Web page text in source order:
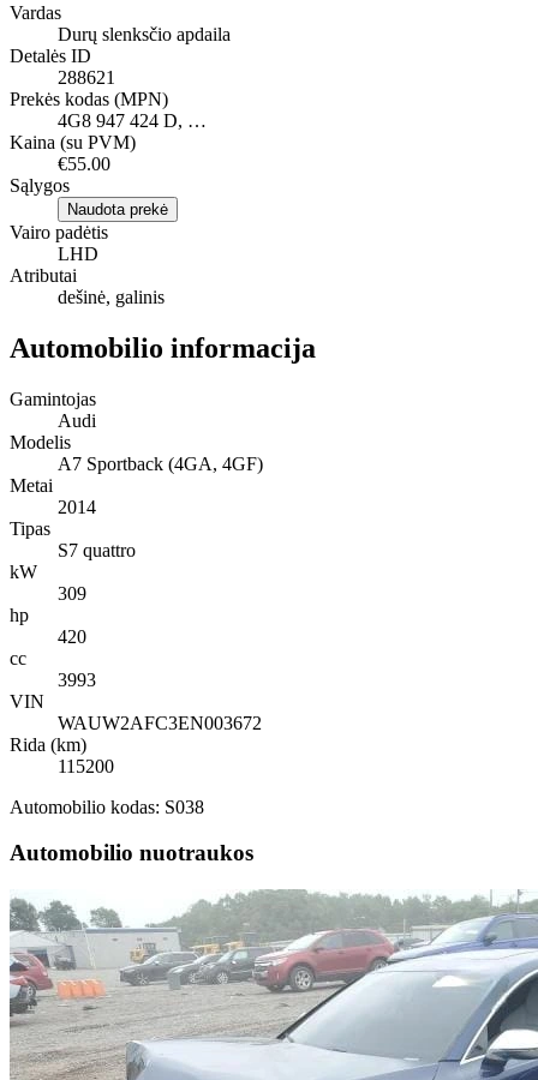
Vardas
Durų slenksčio apdaila
Detalės ID
288621
Prekės kodas (MPN)
4G8 947 424 D, …
Kaina (su PVM)
€55.00
Sąlygos
Naudota prekė
Vairo padėtis
LHD
Atributai
dešinė, galinis
Automobilio informacija
Gamintojas
Audi
Modelis
A7 Sportback (4GA, 4GF)
Metai
2014
Tipas
S7 quattro
kW
309
hp
420
cc
3993
VIN
WAUW2AFC3EN003672
Rida (km)
115200
Automobilio kodas: S038
Automobilio nuotraukos